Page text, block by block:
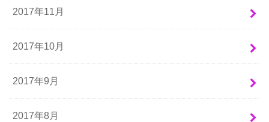
2017年11月
2017年10月
2017年9月
2017年8月